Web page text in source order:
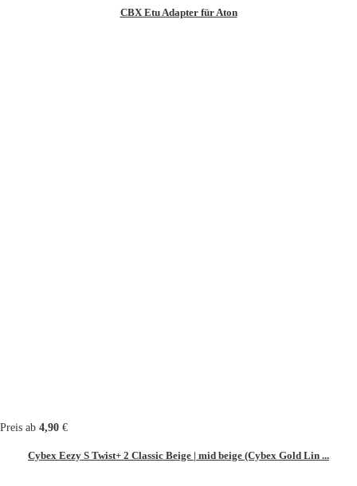
CBX Etu Adapter für Aton
Preis ab 4,90 €
Cybex Eezy S Twist+ 2 Classic Beige | mid beige (Cybex Gold Lin ...